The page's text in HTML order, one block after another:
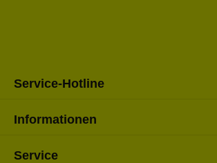
Service-Hotline
Informationen
Service